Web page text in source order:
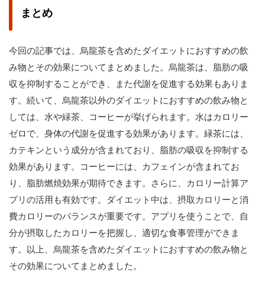
まとめ
今回の記事では、烏龍茶を含めたダイエットにおすすめの飲
み物とその効果についてまとめました。烏龍茶は、脂肪の吸
収を抑制することができ、また代謝を促進する効果もありま
す。続いて、烏龍茶以外のダイエットにおすすめの飲み物と
しては、水や緑茶、コーヒーが挙げられます。水はカロリー
ゼロで、身体の代謝を促進する効果があります。緑茶には、
カテキンという成分が含まれており、脂肪の吸収を抑制する
効果があります。コーヒーには、カフェインが含まれてお
り、脂肪燃焼効果が期待できます。さらに、カロリー計算ア
プリの活用も有効です。ダイエット中は、摂取カロリーと消
費カロリーのバランスが重要です。アプリを使うことで、自
分が摂取したカロリーを把握し、適切な食事管理ができま
す。以上、烏龍茶を含めたダイエットにおすすめの飲み物と
その効果についてまとめました。